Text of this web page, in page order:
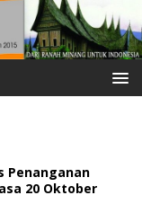
Penanganan
20 Oktober